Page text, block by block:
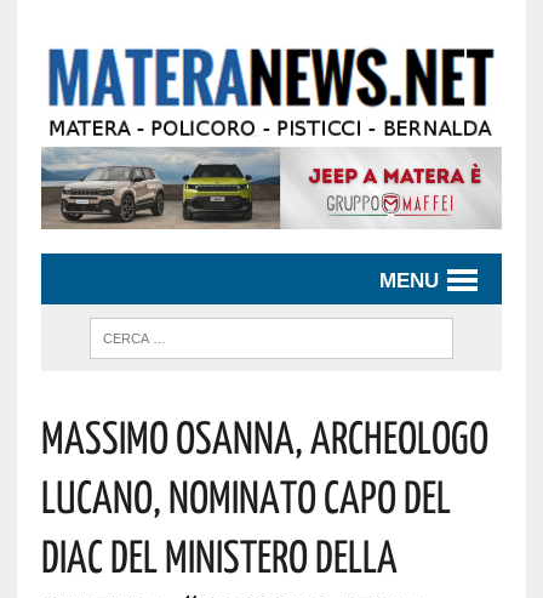
MENU
Massimo Osanna, Archeologo
Lucano, Nominato Capo Del
Diac Del Ministero Della